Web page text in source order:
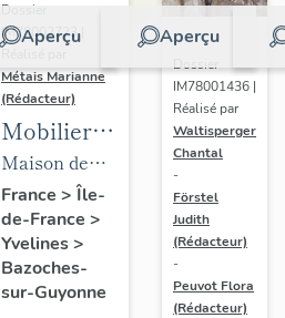
Aperçu
Dossier
IM78002723 |
Métais Marianne
(Rédacteur)
Mobilier
de la
maison
Louis
Carré
Maison de
villégiature
dite maison
Louis Carré
France > Île-
de-France >
Yvelines>
Bazoches-
sur-Guyonne
Aperçu
Dossier
IM78001436 |
Réalisé par
Waltisperger
Chantal
-
Förstel
Judith
(Rédacteur)
-
Peuvot Flora
(Rédacteur)